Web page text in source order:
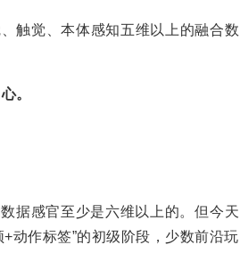
触觉、本体感知五维以上的融合数
。
据感官至少是六维以上的。但今天
动作标签”的初级阶段，少数前沿玩